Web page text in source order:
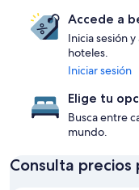
Accede a
Inicia sesión
hoteles.
Iniciar sesión
Elige tu
Busca entre
mundo.
Consulta precios